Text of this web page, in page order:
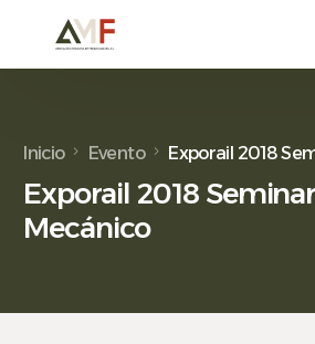
Inicio Evento Exporail 2018
Exporail 2018
Mecánico